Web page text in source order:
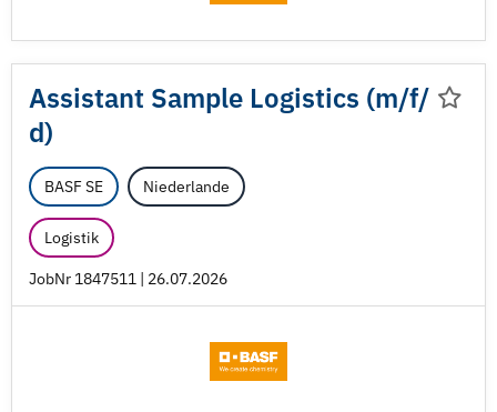
Assistant Sample Logistics (m/f/
d)
BASF SE Niederlande
Logistik
JobNr 1847511 | 26.07.2026